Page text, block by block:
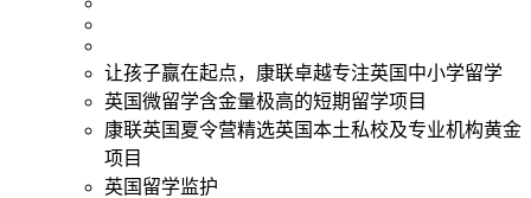
让孩子赢在起点，康联卓越专注英国中小学留学
英国微留学含金量极高的短期留学项目
康联英国夏令营精选英国本土私校及专业机构黄金
项目
英国留学监护